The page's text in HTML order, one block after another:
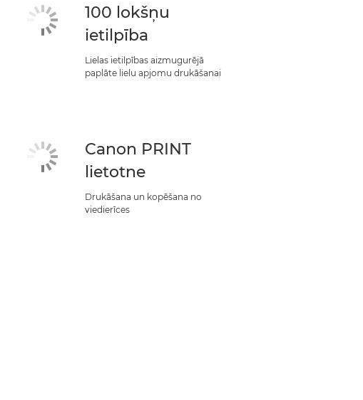
100 lokšņu
ietilpība
Lielas ietilpības aizmugurējā
paplāte lielu apjomu drukāšanai
Canon PRINT
lietotne
Drukāšana un kopēšana no
viedierīces